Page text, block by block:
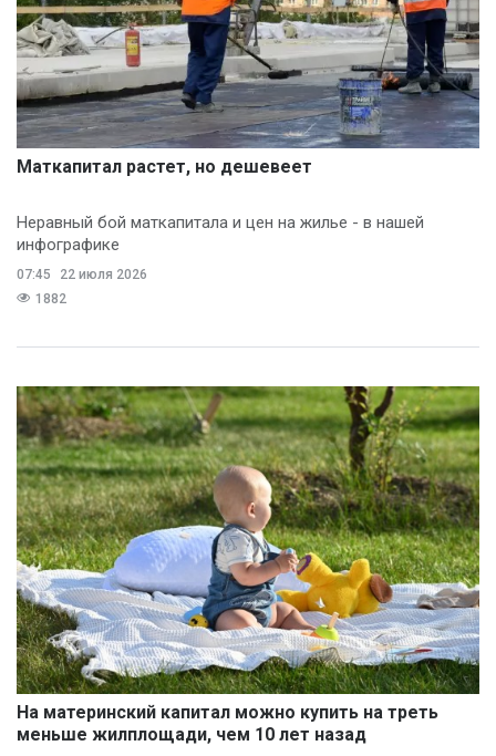
Маткапитал растет, но дешевеет
Неравный бой маткапитала и цен на жилье - в нашей
инфографике
07:45
22 июля 2026
1882
На материнский капитал можно купить на треть
меньше жилплощади, чем 10 лет назад